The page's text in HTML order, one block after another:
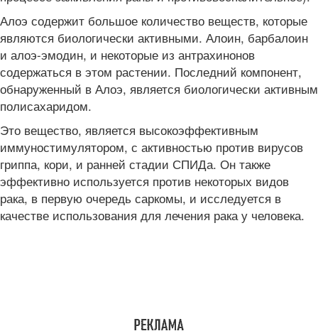
Алоэ содержит большое количество веществ, которые
являются биологически активными. Алоин, барбалоин
и алоэ-эмодин, и некоторые из антрахинонов
содержаться в этом растении. Последний компонент,
обнаруженный в Алоэ, является биологически активным
полисахаридом.
Это вещество, является высокоэффективным
иммуностимулятором, с активностью против вирусов
гриппа, кори, и ранней стадии СПИДа. Он также
эффективно используется против некоторых видов
рака, в первую очередь саркомы, и исследуется в
качестве использования для лечения рака у человека.